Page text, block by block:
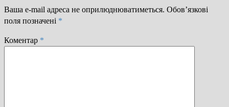
Ваша e-mail адреса не оприлюднюватиметься. Обов’язкові
поля позначені *
Коментар *